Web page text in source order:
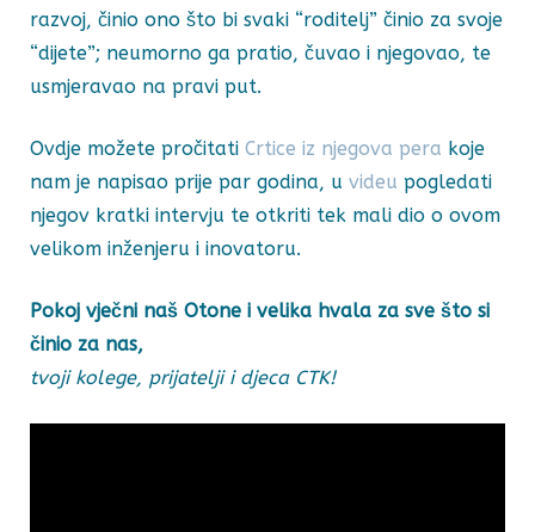
razvoj, činio ono što bi svaki “roditelj” činio za svoje
“dijete”; neumorno ga pratio, čuvao i njegovao, te
usmjeravao na pravi put.
Ovdje možete pročitati Crtice iz njegova pera koje
nam je napisao prije par godina, u videu pogledati
njegov kratki intervju te otkriti tek mali dio o ovom
velikom inženjeru i inovatoru.
Pokoj vječni naš Otone i velika hvala za sve što si
činio za nas,
tvoji kolege, prijatelji i djeca CTK!